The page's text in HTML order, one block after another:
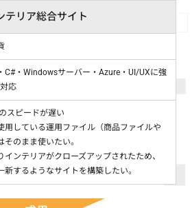
テリア総合サイト
C#・Windowsサーバー・Azure・UI/UXに強
応
スピードが遅い
用している運用ファイル（商品ファイルや
のまま使いたい。
インテリアがクローズアップされたため、
新するようなサイトを構築したい。